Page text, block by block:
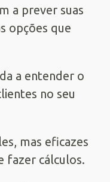
a prever suas
opções que
a entender o
no seu
mas eficazes
fazer cálculos.